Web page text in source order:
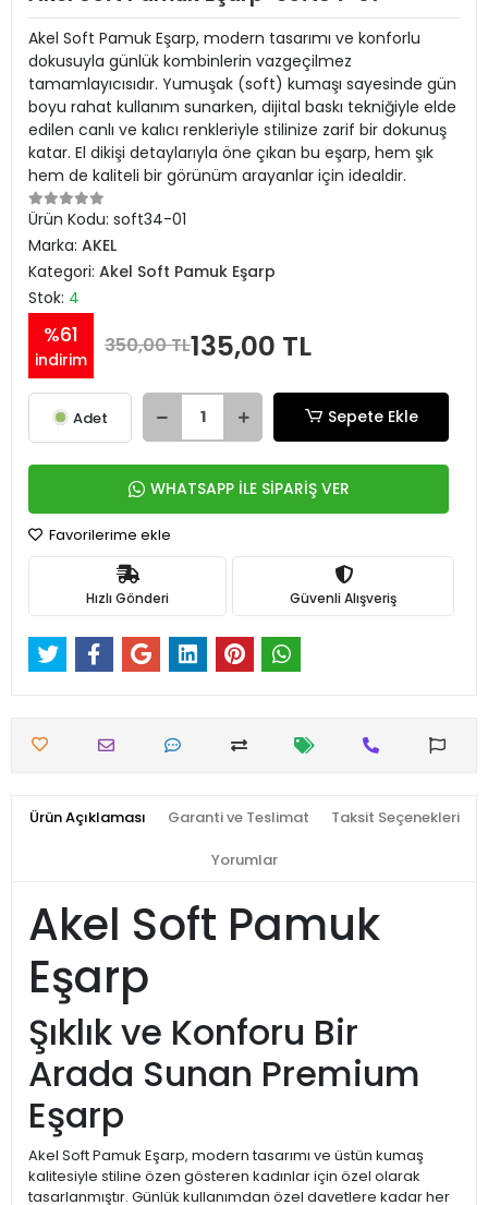
Akel Soft Pamuk Eşarp, modern tasarımı ve konforlu
dokusuyla günlük kombinlerin vazgeçilmez
tamamlayıcısıdır. Yumuşak (soft) kumaşı sayesinde gün
boyu rahat kullanım sunarken, dijital baskı tekniğiyle elde
edilen canlı ve kalıcı renkleriyle stilinize zarif bir dokunuş
katar. El dikişi detaylarıyla öne çıkan bu eşarp, hem şık
hem de kaliteli bir görünüm arayanlar için idealdir.
Ürün Kodu: soft34-01
Marka: AKEL
Kategori: Akel Soft Pamuk Eşarp
Stok: 4
%61
indirim
350,00 TL135,00 TL
Adet Sepete Ekle
WHATSAPP İLE SİPARİŞ VER
Favorilerime ekle
Hızlı Gönderi Güvenli Alışveriş
Ürün Açıklaması Garanti ve Teslimat Taksit Seçenekleri
Yorumlar
Akel Soft Pamuk
Eşarp
Şıklık ve Konforu Bir
Arada Sunan Premium
Eşarp
Akel Soft Pamuk Eşarp, modern tasarımı ve üstün kumaş
kalitesiyle stiline özen gösteren kadınlar için özel olarak
tasarlanmıştır. Günlük kullanımdan özel davetlere kadar her